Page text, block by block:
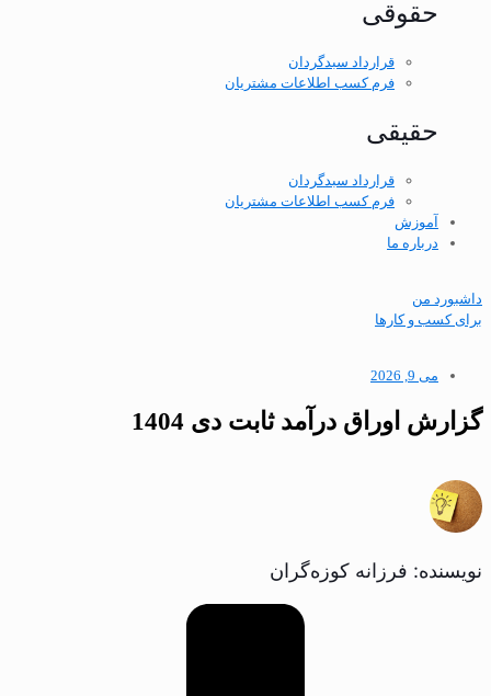
حقوقی
قرارداد سبدگردان
فرم كسب اطلاعات مشتريان
حقیقی
قرارداد سبدگردان
فرم كسب اطلاعات مشتريان
آموزش
درباره ما
داشبورد من
برای کسب و کارها
می 9, 2026
گزارش اوراق درآمد ثابت دی 1404
نویسنده: فرزانه کوزه‌گران